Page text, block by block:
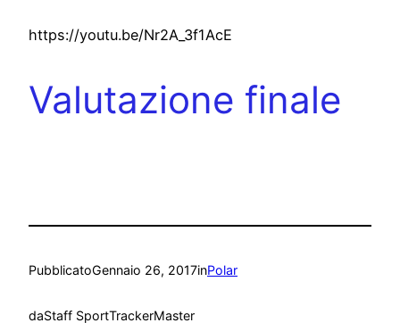
https://youtu.be/Nr2A_3f1AcE
Valutazione finale
PubblicatoGennaio 26, 2017inPolar
daStaff SportTrackerMaster